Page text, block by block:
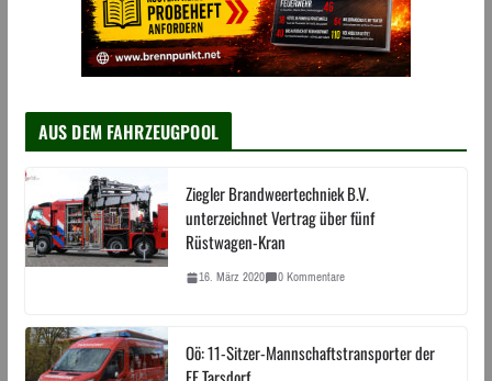
AUS DEM FAHRZEUGPOOL
Ziegler Brandweertechniek B.V.
unterzeichnet Vertrag über fünf
Rüstwagen-Kran
16. März 2020 0 Kommentare
Oö: 11-Sitzer-Mannschaftstransporter der